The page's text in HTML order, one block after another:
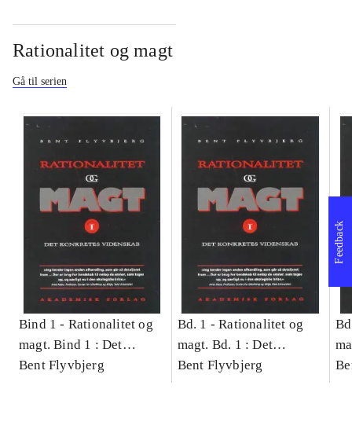
Rationalitet og magt
Gå til serien
Bind 1 - Rationalitet og
magt. Bind 1 : Det
konkretes videnskab
Bent Flyvbjerg
Bd. 1 -Rationalitet og
magt. Bd. 1 : Det
konkretes videnskab
Bent Flyvbjerg
Feedback